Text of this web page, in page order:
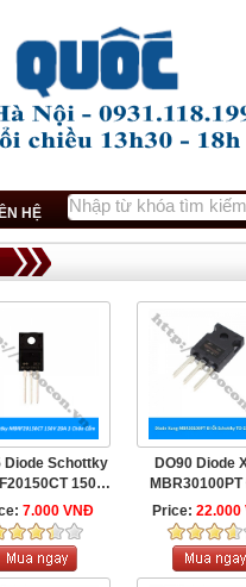
HỆ
Diode Schottky
150V
3 Chân Cắm
7.000 VNĐ
DO90 Diode
Schottky TO-
100V
Price: 22.000